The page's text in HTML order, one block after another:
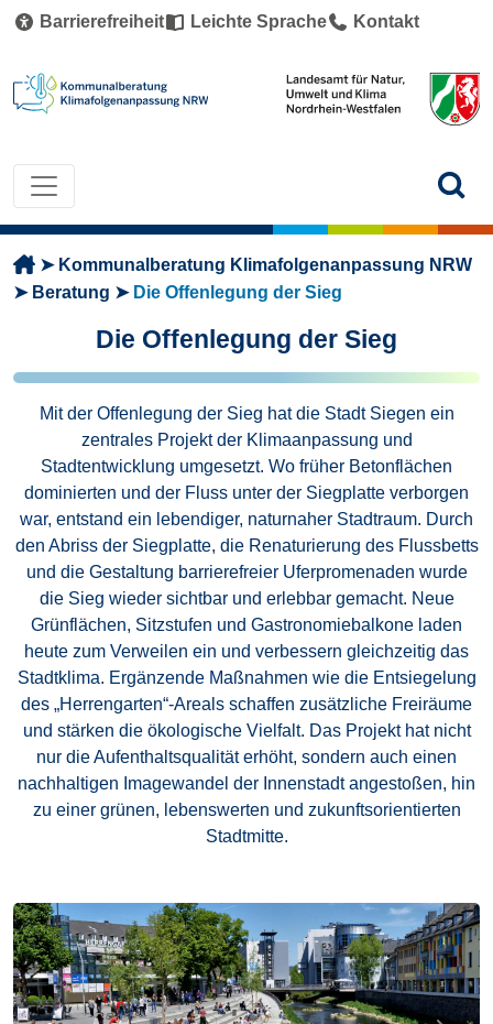
Direkt zum Inhalt
Barrierefreiheit Leichte Sprache Kontakt
Pfadnavigation
Kommunalberatung Klimafolgenanpassung NRW
Beratung
Die Offenlegung der Sieg
Die Offenlegung der Sieg
Mit der Offenlegung der Sieg hat die Stadt Siegen ein
zentrales Projekt der Klimaanpassung und
Stadtentwicklung umgesetzt. Wo früher Betonflächen
dominierten und der Fluss unter der Siegplatte verborgen
war, entstand ein lebendiger, naturnaher Stadtraum. Durch
den Abriss der Siegplatte, die Renaturierung des Flussbetts
und die Gestaltung barrierefreier Uferpromenaden wurde
die Sieg wieder sichtbar und erlebbar gemacht. Neue
Grünflächen, Sitzstufen und Gastronomiebalkone laden
heute zum Verweilen ein und verbessern gleichzeitig das
Stadtklima. Ergänzende Maßnahmen wie die Entsiegelung
des „Herrengarten“-Areals schaffen zusätzliche Freiräume
und stärken die ökologische Vielfalt. Das Projekt hat nicht
nur die Aufenthaltsqualität erhöht, sondern auch einen
nachhaltigen Imagewandel der Innenstadt angestoßen, hin
zu einer grünen, lebenswerten und zukunftsorientierten
Stadtmitte.